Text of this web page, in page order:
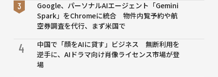
Google、パーソナルAIエージェント「Gemini
Spark」をChromeに統合 物件内覧予約や航
空券調査を代行、まず米国で
4
中国で「顔をAIに貸す」ビジネス 無断利用を
逆手に、AIドラマ向け肖像ライセンス市場が登
場